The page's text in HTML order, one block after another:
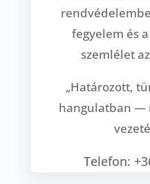
fegyelem és
szemlélet
„Határozott,
hangulatban —
Telefon: